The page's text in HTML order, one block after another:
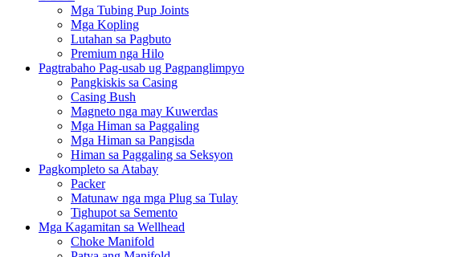
Mga Tubing Pup Joints
Mga Kopling
Lutahan sa Pagbuto
Premium nga Hilo
Pagtrabaho Pag-usab ug Pagpanglimpyo
Pangkiskis sa Casing
Casing Bush
Magneto nga may Kuwerdas
Mga Himan sa Paggaling
Mga Himan sa Pangisda
Himan sa Paggaling sa Seksyon
Pagkompleto sa Atabay
Packer
Matunaw nga mga Plug sa Tulay
Tighupot sa Semento
Mga Kagamitan sa Wellhead
Choke Manifold